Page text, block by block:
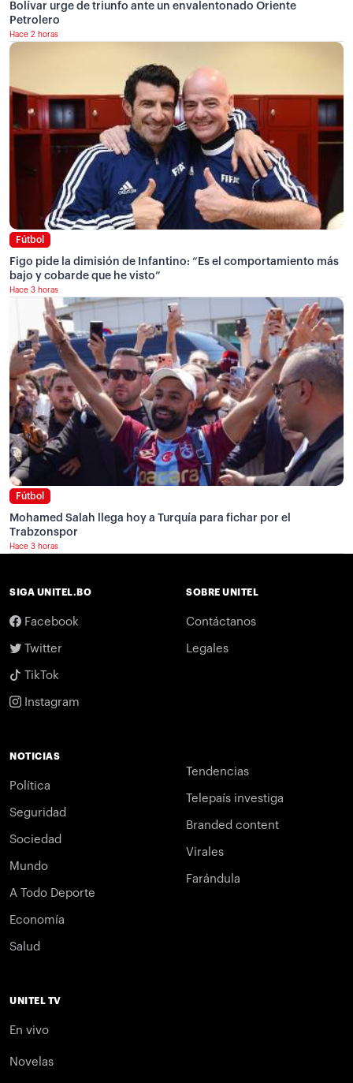
Bolívar urge de triunfo ante un envalentonado Oriente
Petrolero
Hace 2 horas
Fútbol
Figo pide la dimisión de Infantino: “Es el comportamiento más
bajo y cobarde que he visto”
Hace 3 horas
Fútbol
Mohamed Salah llega hoy a Turquía para fichar por el
Trabzonspor
Hace 3 horas
SIGA UNITEL.BO
Facebook
Twitter
TikTok
Instagram
SOBRE UNITEL
Contáctanos
Legales
NOTICIAS
Política
Seguridad
Sociedad
Mundo
A Todo Deporte
Economía
Salud
Tendencias
Telepaís investiga
Branded content
Virales
Farándula
UNITEL TV
En vivo
Novelas